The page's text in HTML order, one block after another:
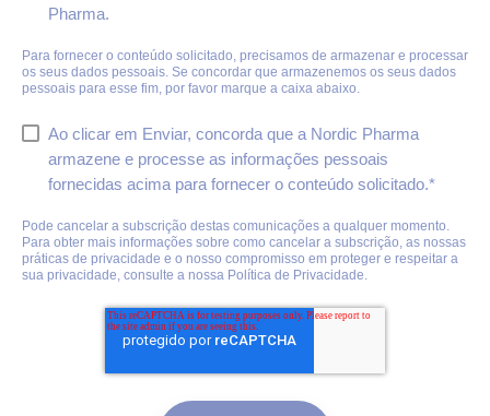
Pharma.
Para fornecer o conteúdo solicitado, precisamos de armazenar e processar
os seus dados pessoais. Se concordar que armazenemos os seus dados
pessoais para esse fim, por favor marque a caixa abaixo.
Ao clicar em Enviar, concorda que a Nordic Pharma
armazene e processe as informações pessoais
fornecidas acima para fornecer o conteúdo solicitado.*
Pode cancelar a subscrição destas comunicações a qualquer momento.
Para obter mais informações sobre como cancelar a subscrição, as nossas
práticas de privacidade e o nosso compromisso em proteger e respeitar a
sua privacidade, consulte a nossa Política de Privacidade.